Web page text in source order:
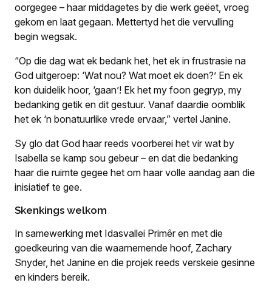
oorgegee – haar middagetes by die werk geëet, vroeg
gekom en laat gegaan. Mettertyd het die vervulling
begin wegsak.
“Op die dag wat ek bedank het, het ek in frustrasie na
God uitgeroep: ‘Wat nou? Wat moet ek doen?’ En ek
kon duidelik hoor, ‘gaan’! Ek het my foon gegryp, my
bedanking getik en dit gestuur. Vanaf daardie oomblik
het ek ‘n bonatuurlike vrede ervaar,” vertel Janine.
Sy glo dat God haar reeds voorberei het vir wat by
Isabella se kamp sou gebeur – en dat die bedanking
haar die ruimte gegee het om haar volle aandag aan die
inisiatief te gee.
Skenkings welkom
In samewerking met Idasvallei Primêr en met die
goedkeuring van die waarnemende hoof, Zachary
Snyder, het Janine en die projek reeds verskeie gesinne
en kinders bereik.